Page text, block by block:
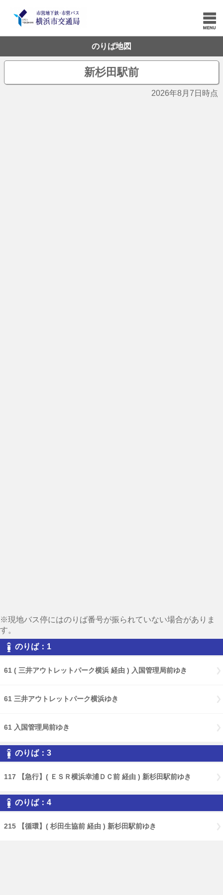
のりば地図
新杉田駅前
2026年8月7日時点
※現地バス停にはのりば番号が振られていない場合がありま
す。
のりば：1
61 ( 三井アウトレットパーク横浜 経由 ) 入国管理局前ゆき
61 三井アウトレットパーク横浜ゆき
61 入国管理局前ゆき
のりば：3
117 【急行】( ＥＳＲ横浜幸浦ＤＣ前 経由 ) 新杉田駅前ゆき
のりば：4
215 【循環】( 杉田生協前 経由 ) 新杉田駅前ゆき